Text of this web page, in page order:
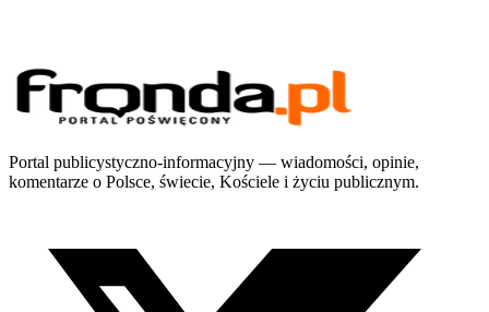
Portal publicystyczno-informacyjny — wiadomości, opinie,
komentarze o Polsce, świecie, Kościele i życiu publicznym.